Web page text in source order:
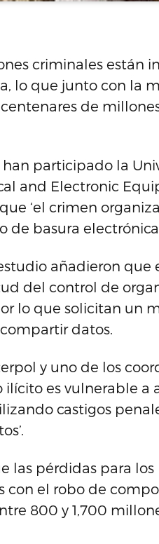
criminales están
lo que junto con la
de
participado la
and Electronic
‘el crimen
de basura electrónica
añadieron que
del control de
lo que solicitan un
datos.
y uno de los
ilícito es vulnerable
castigos
las pérdidas para
con el robo de
800 y 1,700